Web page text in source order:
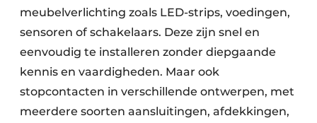
meubelverlichting zoals LED-strips, voedingen,
sensoren of schakelaars. Deze zijn snel en
eenvoudig te installeren zonder diepgaande
kennis en vaardigheden. Maar ook
stopcontacten in verschillende ontwerpen, met
meerdere soorten aansluitingen, afdekkingen,